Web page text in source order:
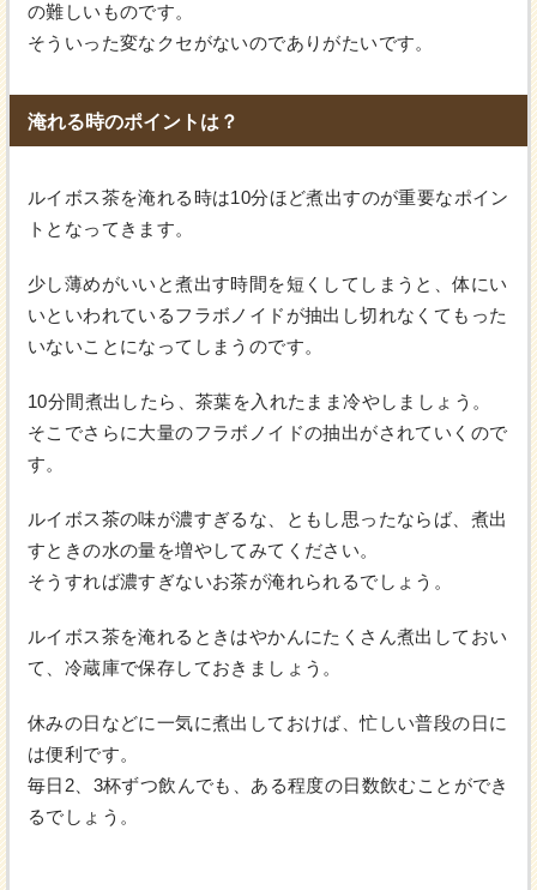
の難しいものです。
そういった変なクセがないのでありがたいです。
淹れる時のポイントは？
ルイボス茶を淹れる時は10分ほど煮出すのが重要なポイン
トとなってきます。
少し薄めがいいと煮出す時間を短くしてしまうと、体にい
いといわれているフラボノイドが抽出し切れなくてもった
いないことになってしまうのです。
10分間煮出したら、茶葉を入れたまま冷やしましょう。
そこでさらに大量のフラボノイドの抽出がされていくので
す。
ルイボス茶の味が濃すぎるな、ともし思ったならば、煮出
すときの水の量を増やしてみてください。
そうすれば濃すぎないお茶が淹れられるでしょう。
ルイボス茶を淹れるときはやかんにたくさん煮出しておい
て、冷蔵庫で保存しておきましょう。
休みの日などに一気に煮出しておけば、忙しい普段の日に
は便利です。
毎日2、3杯ずつ飲んでも、ある程度の日数飲むことができ
るでしょう。